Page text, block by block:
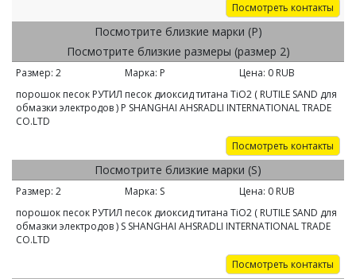
Посмотреть контакты
Посмотрите близкие марки (P)
Посмотрите близкие размеры (размер 2)
Размер: 2 Марка: P Цена: 0 RUB
порошок песок РУТИЛ песок диоксид титана ТiO2 ( RUTILE SAND для
обмазки электродов ) P SHANGHAI AHSRADLI INTERNATIONAL TRADE
CО.LTD
Посмотреть контакты
Посмотрите близкие марки (S)
Размер: 2 Марка: S Цена: 0 RUB
порошок песок РУТИЛ песок диоксид титана ТiO2 ( RUTILE SAND для
обмазки электродов ) S SHANGHAI AHSRADLI INTERNATIONAL TRADE
CО.LTD
Посмотреть контакты